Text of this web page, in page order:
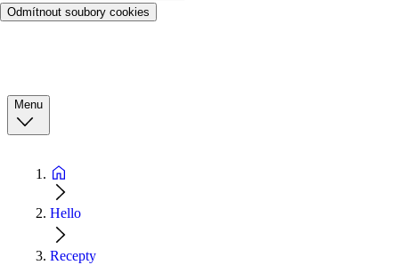
Odmítnout soubory cookies
Menu
Hello
Recepty